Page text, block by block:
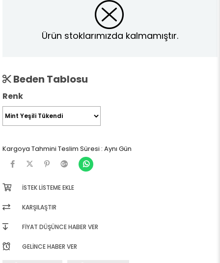
Ürün stoklarımızda kalmamıştır.
Beden Tablosu
Renk
Kargoya Tahmini Teslim Süresi : Aynı Gün
İSTEK LISTEME EKLE
KARŞILAŞTIR
FIYAT DÜŞÜNCE HABER VER
GELINCE HABER VER